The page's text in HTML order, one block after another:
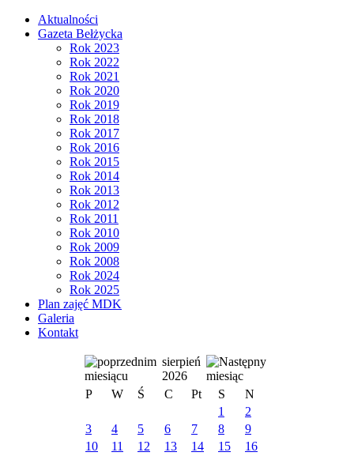
Aktualności
Gazeta Bełżycka
Rok 2023
Rok 2022
Rok 2021
Rok 2020
Rok 2019
Rok 2018
Rok 2017
Rok 2016
Rok 2015
Rok 2014
Rok 2013
Rok 2012
Rok 2011
Rok 2010
Rok 2009
Rok 2008
Rok 2024
Rok 2025
Plan zajęć MDK
Galeria
Kontakt
sierpień
2026
P
W Ś C Pt S
N
1
2
3
4 5 6 7 8
9
10
11 12 13 14 15
16